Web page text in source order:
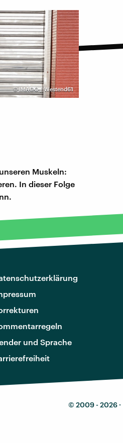
©IMAGO / Westend61
Muskeln:
In dieser Folge
und Sprache
© 2009 - 2026 ·